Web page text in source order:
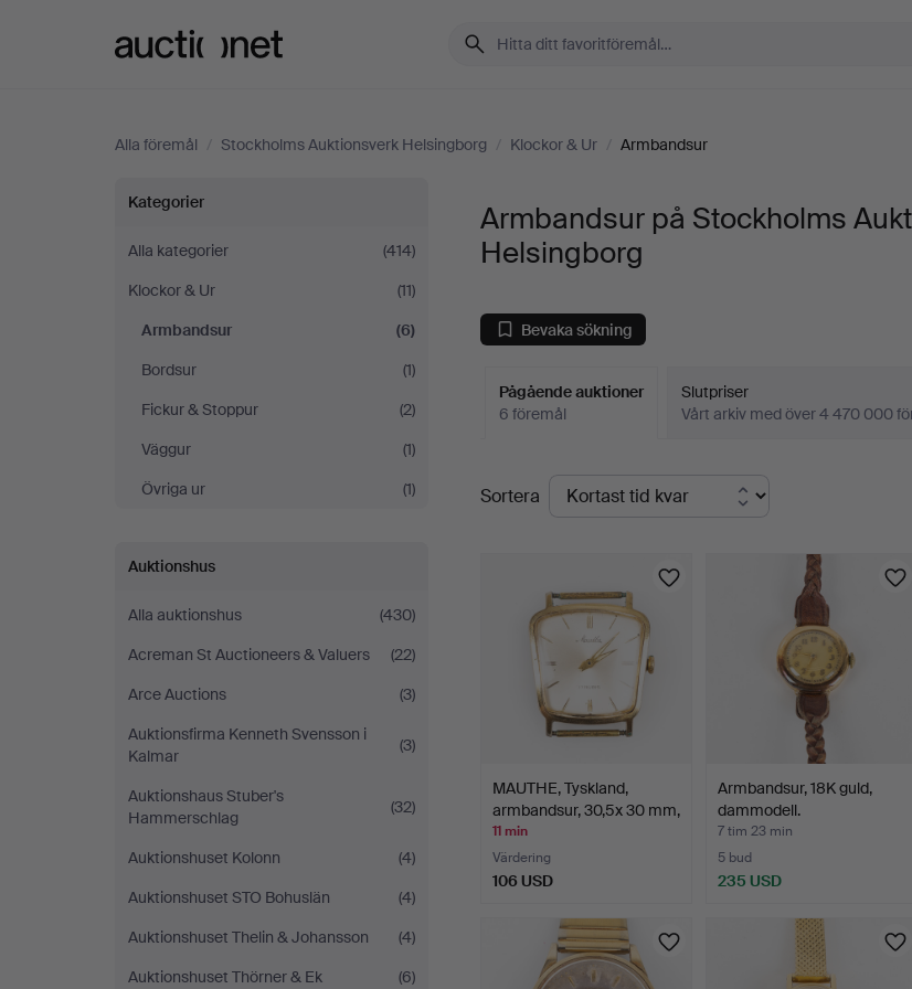
Alla föremål / Stockholms Auktionsverk Helsingborg / Klockor & Ur / Armbandsur
Armbandsur
på
Stockholms
Auktionsverk
Helsingborg
Kategorier
Alla kategorier
(414)
Klockor & Ur
(11)
Armbandsur
(6)
Bordsur
(1)
Fickur & Stoppur
(2)
Väggur
(1)
Övriga ur
(1)
Auktionshus
Alla auktionshus
(430)
Acreman St Auctioneers & Valuers
(22)
Arce Auctions
(3)
Auktionsfirma Kenneth Svensson i
Kalmar
(3)
Auktionshaus Stuber's
Hammerschlag
(32)
Auktionshuset Kolonn
(4)
Auktionshuset STO Bohuslän
(4)
Auktionshuset Thelin & Johansson
(4)
Auktionshuset Thörner & Ek
(6)
Armbandsur på Stockholms
Helsingborg
Bevaka sökning
Pågående auktioner
6 föremål
Slutpriser
Vårt arkiv med över 4 470 000
Pågående
auktioner
Sortera
MAUTHE, Tyskland,
armbandsur, 30,5x 30 mm,
…
11 min
Värdering
106 USD
Armbandsur, 18K guld,
dammodell.
7 tim 23 min
5 bud
235 USD